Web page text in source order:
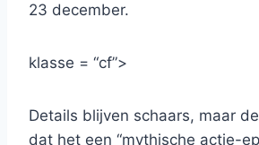
23 december.
klasse = “cf”>
Details blijven schaars, maar
dat het een “mythische actie-